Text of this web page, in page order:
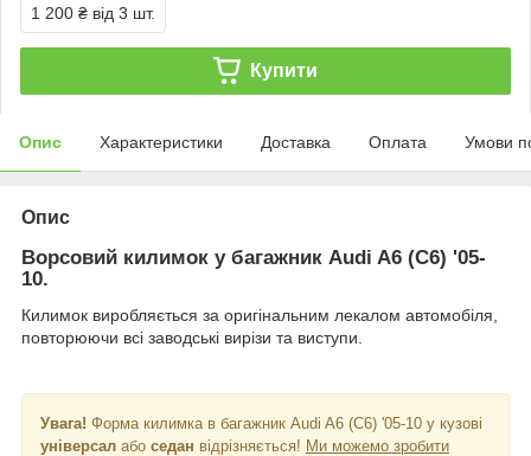
1 200 ₴ від 3 шт.
Купити
Опис Характеристики Доставка Оплата Умови
Опис
Ворсовий килимок у багажник Audi A6 (C6) '05-
10.
Килимок виробляється за оригінальним лекалом автомобіля,
повторюючи всі заводські вирізи та виступи.
Увага! Форма килимка в багажник Audi A6 (C6) '05-10 у кузові
універсал або седан відрізняється! Ми можемо зробити